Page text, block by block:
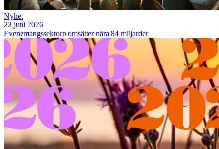
Nyhet
22 juni 2026
Evenemangssektorn omsätter nära 84 miljarder